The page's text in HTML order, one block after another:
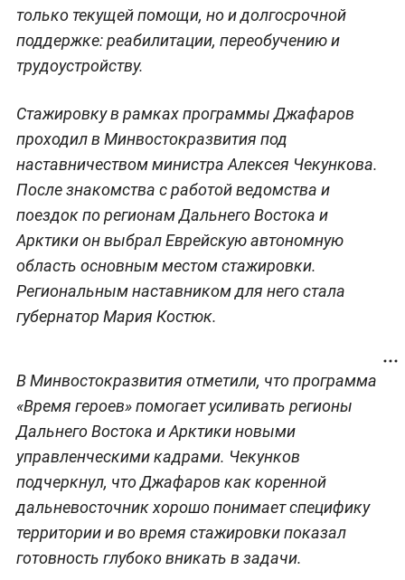
только текущей помощи, но и долгосрочной
поддержке: реабилитации, переобучению и
трудоустройству.
Стажировку в рамках программы Джафаров
проходил в Минвостокразвития под
наставничеством министра Алексея Чекункова.
После знакомства с работой ведомства и
поездок по регионам Дальнего Востока и
Арктики он выбрал Еврейскую автономную
область основным местом стажировки.
Региональным наставником для него стала
губернатор Мария Костюк.
В Минвостокразвития отметили, что программа
«Время героев» помогает усиливать регионы
Дальнего Востока и Арктики новыми
управленческими кадрами. Чекунков
подчеркнул, что Джафаров как коренной
дальневосточник хорошо понимает специфику
территории и во время стажировки показал
готовность глубоко вникать в задачи.